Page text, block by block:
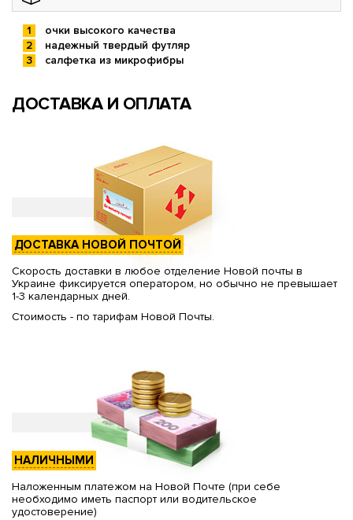
очки высокого качества
надежный твердый футляр
салфетка из микрофибры
ДОСТАВКА И ОПЛАТА
ДОСТАВКА НОВОЙ ПОЧТОЙ
Скорость доставки в любое отделение Новой почты в
Украине фиксируется оператором, но обычно не превышает
1-3 календарных дней.
Стоимость - по тарифам Новой Почты.
НАЛИЧНЫМИ
Наложенным платежом на Новой Почте (при себе
необходимо иметь паспорт или водительское
удостоверение)